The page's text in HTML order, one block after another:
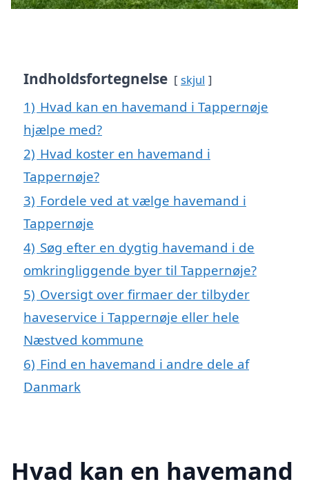
Indholdsfortegnelse skjul
1) Hvad kan en havemand i Tappernøje
hjælpe med?
2) Hvad koster en havemand i
Tappernøje?
3) Fordele ved at vælge havemand i
Tappernøje
4) Søg efter en dygtig havemand i de
omkringliggende byer til Tappernøje?
5) Oversigt over firmaer der tilbyder
haveservice i Tappernøje eller hele
Næstved kommune
6) Find en havemand i andre dele af
Danmark
Hvad kan en havemand